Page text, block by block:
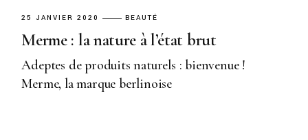
25 JANVIER 2020 BEAUTÉ
Merme : la nature à l’état brut
Adeptes de produits naturels : bienvenue !
Merme, la marque berlinoise